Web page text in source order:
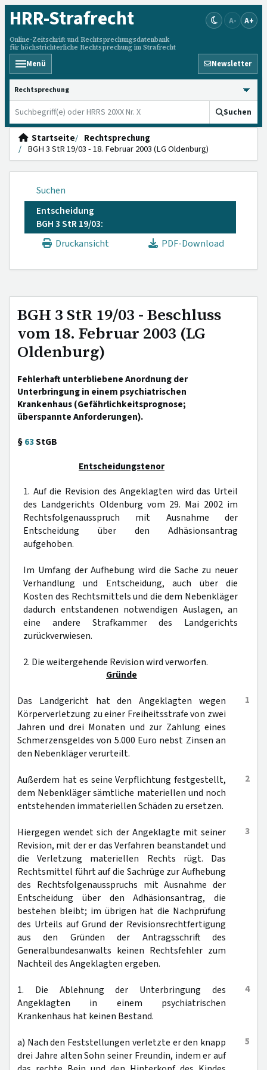
HRR-Strafrecht
Online-Zeitschrift und Rechtsprechungsdatenbank
für höchstrichterliche Rechtsprechung im Strafrecht
A- A+
Menü Newsletter
HRRS durchsuchen
Suchen
Startseite
Rechtsprechung
BGH 3 StR 19/03 - 18. Februar 2003 (LG Oldenburg)
Suchen
Entscheidung
BGH 3 StR 19/03:
Druckansicht
PDF-Download
BGH 3 StR 19/03 - Beschluss
vom 18. Februar 2003 (LG
Oldenburg)
Fehlerhaft unterbliebene Anordnung der
Unterbringung in einem psychiatrischen
Krankenhaus (Gefährlichkeitsprognose;
überspannte Anforderungen).
§63StGB
Entscheidungstenor
1. Auf die Revision des Angeklagten wird das Urteil
des Landgerichts Oldenburg vom 29. Mai 2002 im
Rechtsfolgenausspruch mit Ausnahme der
Entscheidung über den Adhäsionsantrag
aufgehoben.
Im Umfang der Aufhebung wird die Sache zu neuer
Verhandlung und Entscheidung, auch über die
Kosten des Rechtsmittels und die dem Nebenkläger
dadurch entstandenen notwendigen Auslagen, an
eine andere Strafkammer des Landgerichts
zurückverwiesen.
2. Die weitergehende Revision wird verworfen.
Gründe
1
Das Landgericht hat den Angeklagten wegen
Körperverletzung zu einer Freiheitsstrafe von zwei
Jahren und drei Monaten und zur Zahlung eines
Schmerzensgeldes von 5.000 Euro nebst Zinsen an
den Nebenkläger verurteilt.
2
Außerdem hat es seine Verpflichtung festgestellt,
dem Nebenkläger sämtliche materiellen und noch
entstehenden immateriellen Schäden zu ersetzen.
3
Hiergegen wendet sich der Angeklagte mit seiner
Revision, mit der er das Verfahren beanstandet und
die Verletzung materiellen Rechts rügt. Das
Rechtsmittel führt auf die Sachrüge zur Aufhebung
des Rechtsfolgenausspruchs mit Ausnahme der
Entscheidung über den Adhäsionsantrag, die
bestehen bleibt; im übrigen hat die Nachprüfung
des Urteils auf Grund der Revisionsrechtfertigung
aus den Gründen der Antragsschrift des
Generalbundesanwalts keinen Rechtsfehler zum
Nachteil des Angeklagten ergeben.
4
1. Die Ablehnung der Unterbringung des
Angeklagten in einem psychiatrischen
Krankenhaus hat keinen Bestand.
5
a) Nach den Feststellungen verletzte er den knapp
drei Jahre alten Sohn seiner Freundin, indem er auf